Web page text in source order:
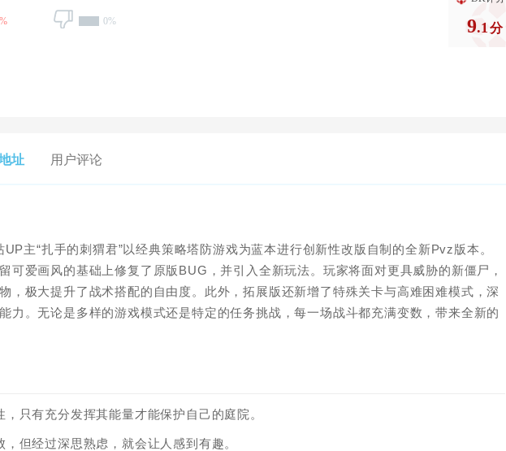
0% 9.1分
址 用户评论
UP主“扎手的刺猬君”以经典策略塔防游戏为蓝本进行创新性改版自制的全新Pvz版本。
可爱画风的基础上修复了原版BUG，并引入全新玩法。玩家将面对更具威胁的新僵尸，
，极大提升了战术搭配的自由度。此外，拓展版还新增了特殊关卡与高难困难模式，深
力。无论是多样的游戏模式还是特定的任务挑战，每一场战斗都充满变数，带来全新的
只有充分发挥其能量才能保护自己的庭院。
但经过深思熟虑，就会让人感到有趣。